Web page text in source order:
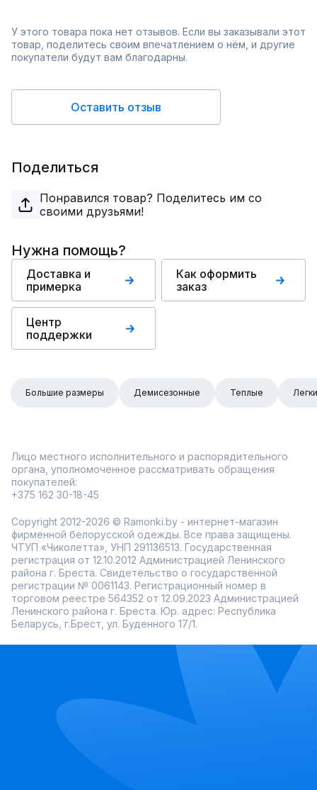
У этого товара пока нет отзывов. Если вы заказывали этот
товар, поделитесь своим впечатлением о нём, и другие
покупатели будут вам благодарны.
Оставить отзыв
Поделиться
Понравился товар? Поделитесь им со
своими друзьями!
Нужна помощь?
Доставка и
примерка
Как оформить
заказ
Центр
поддержки
Большие размеры Демисезонные Теплые
Лицо местного исполнительного и распорядительного
органа, уполномоченное рассматривать обращения
покупателей:
+375 162 30-18-45
Copyright 2012-2026 © Ramonki.by - интернет-магазин
фирменной белорусской одежды. Все права защищены.
ЧТУП «Чиколетта», УНП 291136513. Государственная
регистрация от 12.10.2012 Администрацией Ленинского
района г. Бреста. Свидетельство о государственной
регистрации № 0061143. Регистрационный номер в
торговом реестре 564352 от 12.09.2023 Администрацией
Ленинского района г. Бреста. Юр. адрес: Республика
Беларусь, г.Брест, ул. Буденного 17/1.